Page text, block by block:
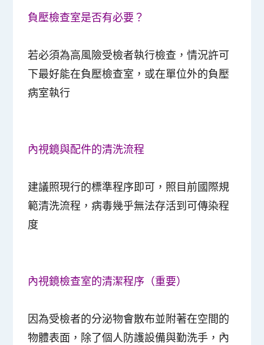
負壓檢查室是否有必要？
若必須為高風險受檢者執行檢查，情況許可
下最好能在負壓檢查室，或在單位外的負壓
病室執行
內視鏡與配件的清洗流程
建議照現行的標準程序即可，照目前國際規
範清洗流程，病毒幾乎無法存活到可傳染程
度
內視鏡檢查室的清潔程序（重要）
因為受檢者的分泌物會散布並附著在空間的
物體表面，除了個人防護設備與勤洗手，內